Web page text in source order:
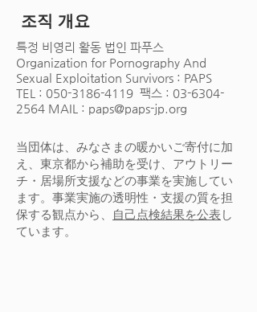
​ 조직 개요
특정 비영리 활동 법인 파푸스
Organization for Pornography And
Sexual Exploitation Survivors : PAPS
TEL : 050-3186-4119 팩스 : 03-6304-
2564 MAIL : paps@paps-jp.org
当団体は、みなさまの暖かいご寄付に加
え、東京都から補助を受け、アウトリー
チ・居場所支援などの事業を実施してい
ます。​事業実施の透明性・支援の質を担
保する観点から、
自己点検結果を公表 し
ています。